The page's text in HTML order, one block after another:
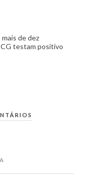
de dez
testam positivo